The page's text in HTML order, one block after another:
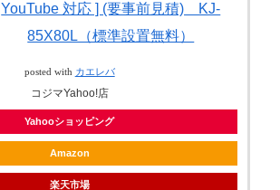
YouTube 対応 ] (要事前見積) KJ-
85X80L（標準設置無料）
posted with カエレバ
コジマYahoo!店
Yahooショッピング
Amazon
楽天市場